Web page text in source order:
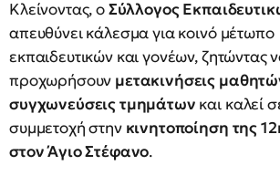
Κλείνοντας, οΣύλλογος
απευθύνει κάλεσμα για κοινό μέτωπο
εκπαιδευτικών και γονέων, ζητώντας
προχωρήσουν μετακινήσεις
συγχωνεύσεις τμημάτων και καλεί
συμμετοχή στην κινητοποίηση της
στον Άγιο Στέφανο.